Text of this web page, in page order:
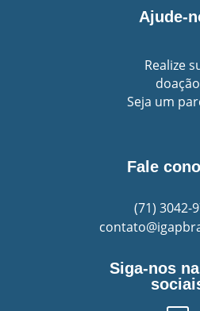
Ajude-
Realize
doação
Seja um
Fale
(71)3042-
Siga-nos